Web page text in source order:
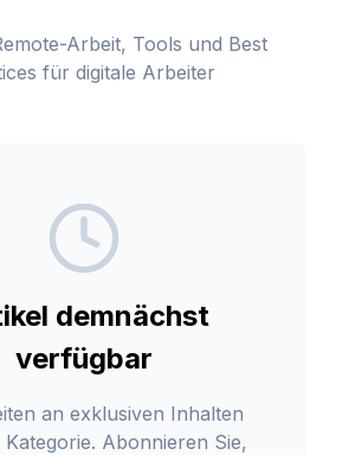
Arbeit, Tools und Best
für digitale Arbeiter
demnächst
verfügbar
an exklusiven Inhalten
Abonnieren Sie,